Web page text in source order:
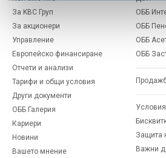
За KBC Груп
За акционери
Управление
Европейско финансиране
Отчети и анализи
Тарифи и общи условия
Други документи
ОББ Галерия
Кариери
Новини
Вашето мнение
ОББ
ОББ
ОББ
ОББ
Защита
Важни